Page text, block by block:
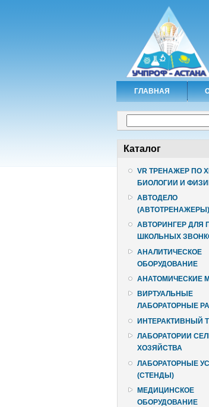
ГЛАВНАЯ
Каталог
VR ТРЕНАЖЕР ПО
БИОЛОГИИ И
АВТОДЕЛО
(АВТОТРЕНАЖЕРЫ)
АВТОРИНГЕР ДЛЯ
ШКОЛЬНЫХ
АНАЛИТИЧЕСКОЕ
ОБОРУДОВАНИЕ
АНАТОМИЧЕСКИЕ
ВИРТУАЛЬНЫЕ
ЛАБОРАТОРНЫЕ
ИНТЕРАКТИВНЫЙ
ЛАБОРАТОРИИ
ХОЗЯЙСТВА
ЛАБОРАТОРНЫЕ
(СТЕНДЫ)
МЕДИЦИНСКОЕ
ОБОРУДОВАНИЕ